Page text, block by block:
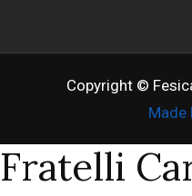
Copyright ©
Made
Fratelli